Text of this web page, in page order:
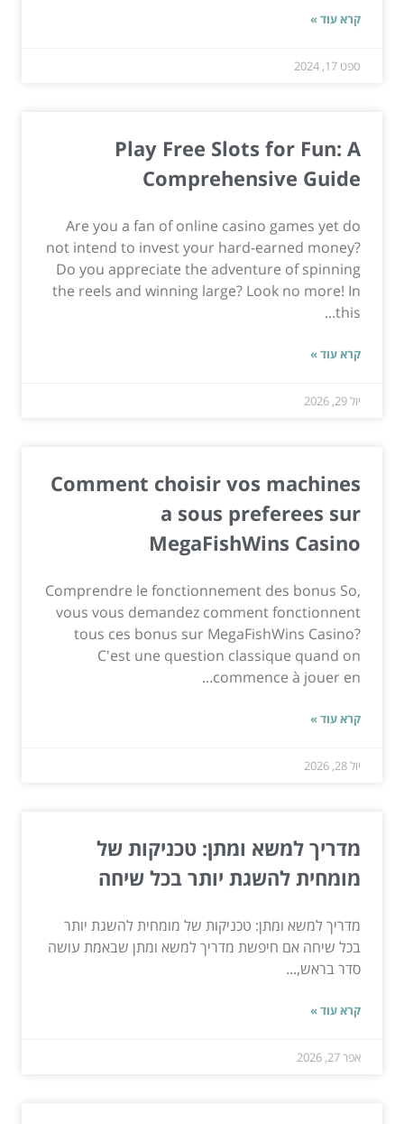
קרא עוד »
ספט 17, 2024
Play Free Slots for Fun: A
Comprehensive Guide
Are you a fan of online casino games yet do
not intend to invest your hard-earned money?
Do you appreciate the adventure of spinning
the reels and winning large? Look no more! In
this...
קרא עוד »
יול 29, 2026
Comment choisir vos machines
a sous preferees sur
MegaFishWins Casino
Comprendre le fonctionnement des bonus So,
vous vous demandez comment fonctionnent
tous ces bonus sur MegaFishWins Casino?
C'est une question classique quand on
commence à jouer en...
קרא עוד »
יול 28, 2026
מדריך למשא ומתן: טכניקות של
מומחית להשגת יותר בכל שיחה
מדריך למשא ומתן: טכניקות של מומחית להשגת יותר
בכל שיחה אם חיפשת מדריך למשא ומתן שבאמת עושה
סדר בראש,...
קרא עוד »
אפר 27, 2026